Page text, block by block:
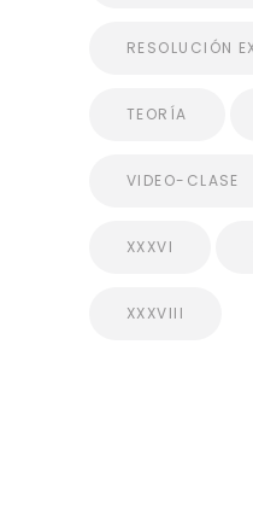
RESOLUCIÓN
TEORÍA
VIDEO-CLASE
XXXVI
XXXVIII